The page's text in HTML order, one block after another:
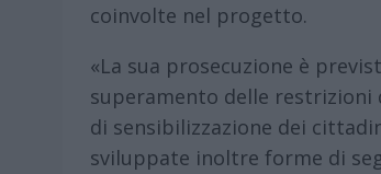
coinvolte nel progetto.
«La sua prosecuzione è
superamento delle restrizioni
di sensibilizzazione dei
sviluppate inoltre forme di